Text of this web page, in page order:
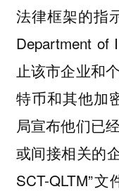
法律框架的指
Department of
止该市企业和
特币和其他加
局宣布他们已
或间接相关的
SCT-QLTM”